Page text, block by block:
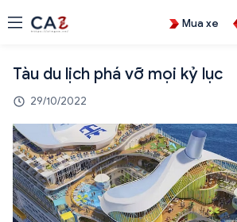
Mua xe
Tàu du lịch phá vỡ mọi kỷ lục
29/10/2022